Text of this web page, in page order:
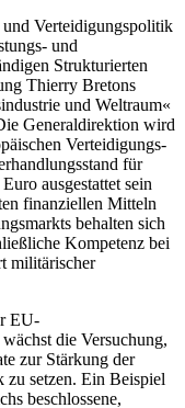
und Verteidigungspolitik
und
Strukturierten
Thierry Bretons
und Weltraum«
General­direktion wird
Verteidigungs­
für
ausgestattet sein
finanziellen Mitteln
behal­ten sich
Kompetenz bei
mili­tärischer
EU-
die Versuchung,
zur Stärkung der
zu setzen. Ein Beispiel
beschlossene,